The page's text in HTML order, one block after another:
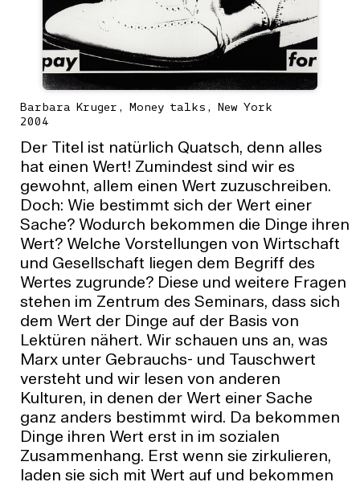
Barbara Kruger, Money talks, New York
2004
Der Titel ist natürlich Quatsch, denn alles
hat einen Wert! Zumindest sind wir es
gewohnt, allem einen Wert zuzuschreiben.
Doch: Wie bestimmt sich der Wert einer
Sache? Wodurch bekommen die Dinge ihren
Wert? Welche Vorstellungen von Wirtschaft
und Gesellschaft liegen dem Begriff des
Wertes zugrunde? Diese und weitere Fragen
stehen im Zentrum des Seminars, dass sich
dem Wert der Dinge auf der Basis von
Lektüren nähert. Wir schauen uns an, was
Marx unter Gebrauchs- und Tauschwert
versteht und wir lesen von anderen
Kulturen, in denen der Wert einer Sache
ganz anders bestimmt wird. Da bekommen
Dinge ihren Wert erst in im sozialen
Zusammenhang. Erst wenn sie zirkulieren,
laden sie sich mit Wert auf und bekommen